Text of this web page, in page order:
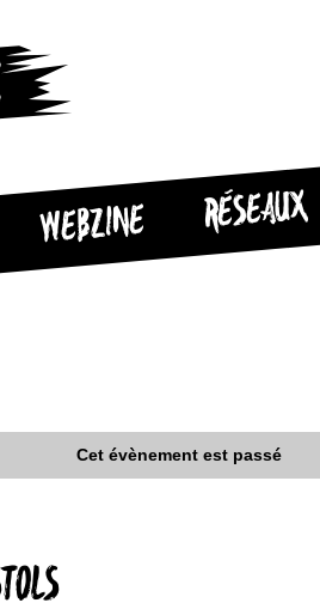
WEBZINE RÉSEAUX
Cet évènement est passé